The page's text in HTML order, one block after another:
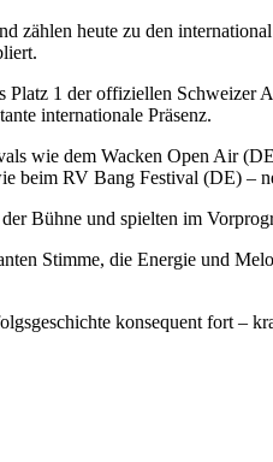
heute zu den
1 der offiziellen Schweizer
internationale Präsenz.
wie dem Wacken Open Air
RV Bang Festival (DE) –
Bühne und spielten im
Stimme, die Energie und
konsequent fort –